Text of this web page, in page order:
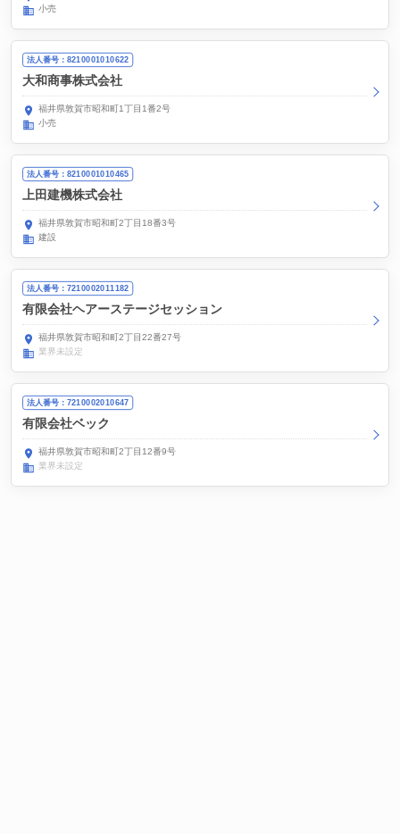
小売
法人番号：8210001010622
大和商事株式会社
福井県敦賀市昭和町1丁目1番2号
小売
法人番号：8210001010465
上田建機株式会社
福井県敦賀市昭和町2丁目18番3号
建設
法人番号：7210002011182
有限会社ヘアーステージセッション
福井県敦賀市昭和町2丁目22番27号
業界未設定
法人番号：7210002010647
有限会社ベック
福井県敦賀市昭和町2丁目12番9号
業界未設定